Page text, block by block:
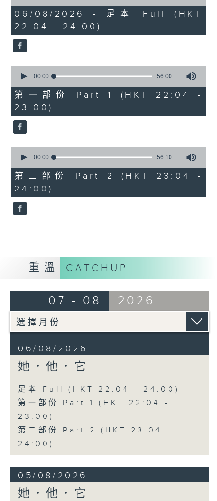
1
hour,
52
minutes,
0
seconds
06/08/2026 - 足本 Full (HKT
22:04 - 24:00)
seconds
56
minutes,
0
seconds
00:00 56:00
第一部份 Part 1 (HKT 22:04 -
23:00)
seconds
56
minutes,
10
seconds
00:00 56:10
第二部份 Part 2 (HKT 23:04 -
24:00)
重溫 CATCHUP
07 - 08 2026
06/08/2026
她．他．它
足本 Full (HKT 22:04 - 24:00)
第一部份 Part 1 (HKT 22:04 -
23:00)
第二部份 Part 2 (HKT 23:04 -
24:00)
05/08/2026
她．他．它